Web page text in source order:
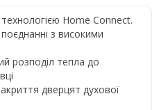
Home Connect.
з високими
розподіл тепла до
дверцят духової